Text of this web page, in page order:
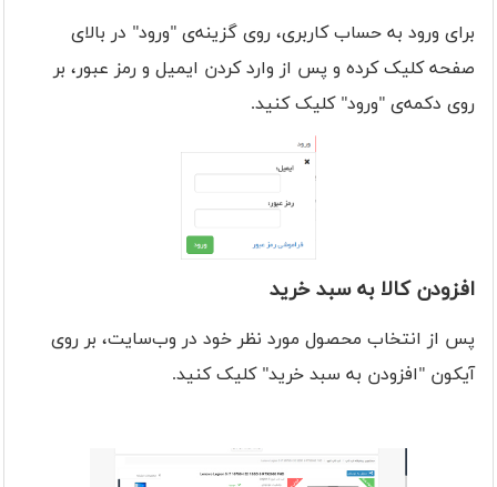
برای ورود به حساب کاربری، روی گزینه‌ی "ورود" در بالای
صفحه کلیک کرده و پس از وارد کردن ایمیل و رمز عبور، بر
روی دکمه‌ی "ورود" کلیک کنید.
افزودن کالا به سبد خرید
پس از انتخاب محصول مورد نظر خود در وب‌سایت، بر روی
آیکون "افزودن به سبد خرید" کلیک کنید.